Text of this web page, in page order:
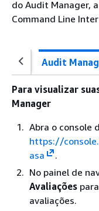
do Audit Manager,
Command Line
Audit
Para visualizar
Manager
Abra o console
https://
asa
.
No painel de
Avaliações
avaliações.